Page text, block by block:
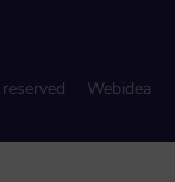
Webidea